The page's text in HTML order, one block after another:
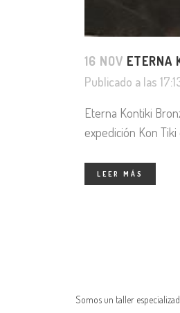
16 NOV ETERNA
Publicado a las
Eterna Kontiki
expedición Kon
LEER MÁS
Somos un taller